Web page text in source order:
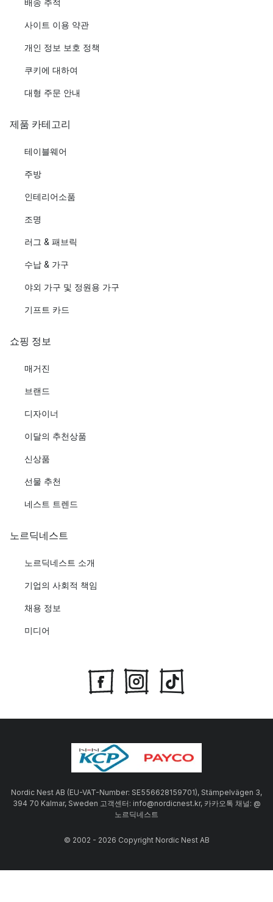
배송 추적
사이트 이용 약관
개인 정보 보호 정책
쿠키에 대하여
대형 주문 안내
제품 카테고리
테이블웨어
주방
인테리어소품
조명
러그 & 패브릭
수납 & 가구
야외 가구 및 정원용 가구
기프트 카드
쇼핑 정보
매거진
브랜드
디자이너
이달의 추천상품
신상품
선물 추천
네스트 트렌드
노르딕네스트
노르딕네스트 소개
기업의 사회적 책임
채용 정보
미디어
Nordic Nest AB (EU-VAT-Number: SE556628159701), Stämpelvägen 3,
394 70 Kalmar, Sweden 고객센터: info@nordicnest.kr, 카카오톡 채널: @
노르딕네스트
© 2002 - 2026 Copyright Nordic Nest AB